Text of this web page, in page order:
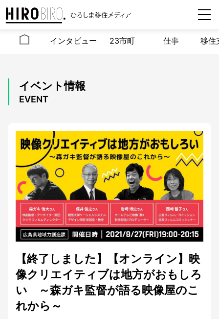
インタビュー 23市町 仕事 移住
イベント情報
EVENT
【終了しました】【オンライン】映
像クリエイティブは地方がおもしろ
い ～森ガキ監督が語る映像屋のこ
れから～